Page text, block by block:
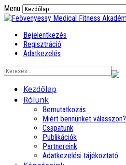
Menu
Bejelentkezés
Regisztráció
Adatkezelés
Kezdőlap
Rólunk
Bemutatkozás
Miért bennünket válasszon?
Csapatunk
Publikációk
Partnereink
Adatkezelési tájékoztató